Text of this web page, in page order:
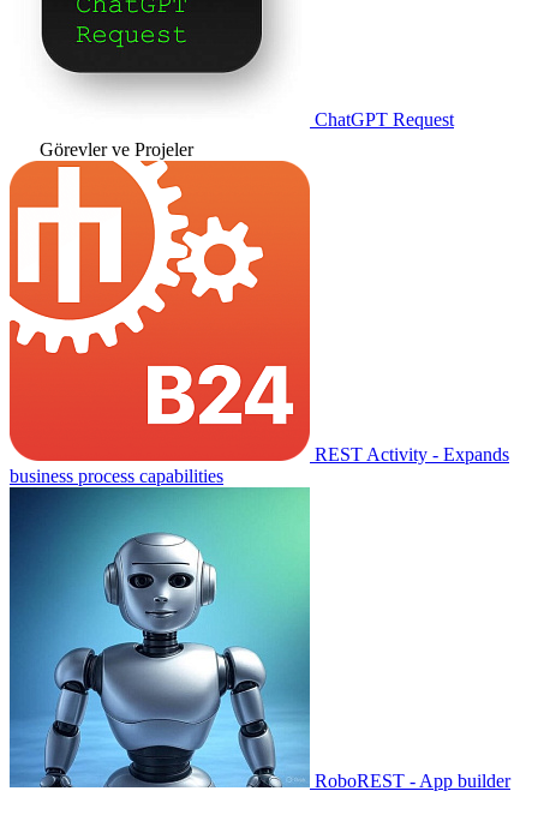
ChatGPT Request
Görevler ve Projeler
REST Activity - Expands
business process capabilities
RoboREST - App builder